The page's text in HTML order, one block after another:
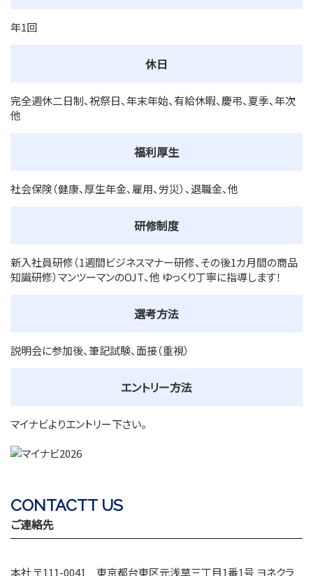
年1回
休日
完全週休二日制、祝祭日、年末年始、有給休暇、慶弔、夏季、年次
他
福利厚生
社会保険（健康、厚生年金、雇用、労災）、退職金、他
研修制度
新入社員研修（1週間ビジネスマナー研修、その後1カ月間の商品
知識研修）マンツーマンのOJT、他 ゆっくり丁寧に指導します！
選考方法
説明会に参加後、筆記試験、面接（重視）
エントリー方法
マイナビよりエントリー下さい。
CONTACTT US
ご連絡先
本社 〒111-0041 東京都台東区元浅草三丁目1番1号 ヨネクラ